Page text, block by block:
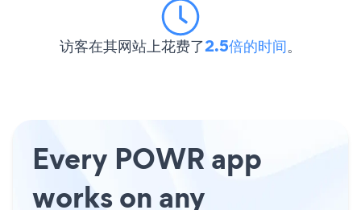
访客在其网站上花费了2.5倍的时间。
Every POWR app
works on any